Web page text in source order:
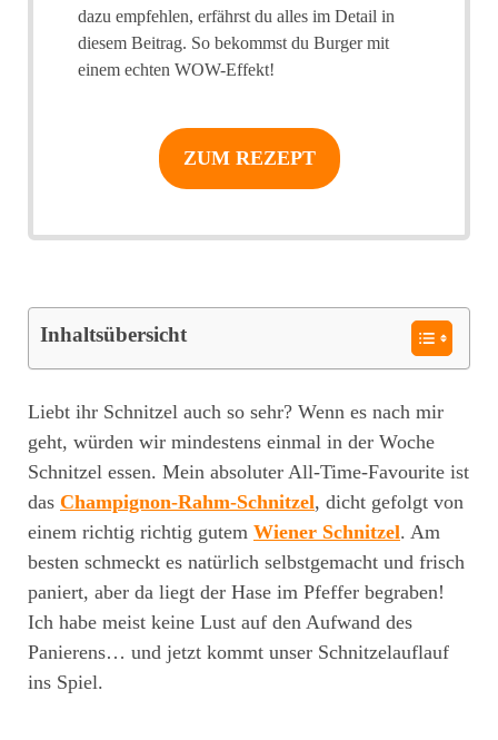
dazu empfehlen, erfährst du alles im Detail in
diesem Beitrag. So bekommst du Burger mit
einem echten WOW-Effekt!
ZUM REZEPT
Inhaltsübersicht
Liebt ihr Schnitzel auch so sehr? Wenn es nach mir
geht, würden wir mindestens einmal in der Woche
Schnitzel essen. Mein absoluter All-Time-Favourite ist
das Champignon-Rahm-Schnitzel, dicht gefolgt von
einem richtig richtig gutem Wiener Schnitzel. Am
besten schmeckt es natürlich selbstgemacht und frisch
paniert, aber da liegt der Hase im Pfeffer begraben!
Ich habe meist keine Lust auf den Aufwand des
Panierens… und jetzt kommt unser Schnitzelauflauf
ins Spiel.